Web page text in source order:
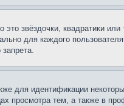
звёздочки, квадратики
для каждого
для идентификации
просмотра тем, а также в